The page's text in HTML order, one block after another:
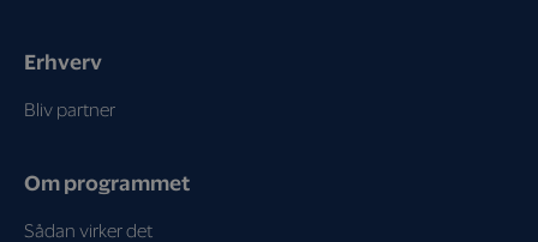
Erhverv
Bliv partner
Om programmet
Sådan virker det